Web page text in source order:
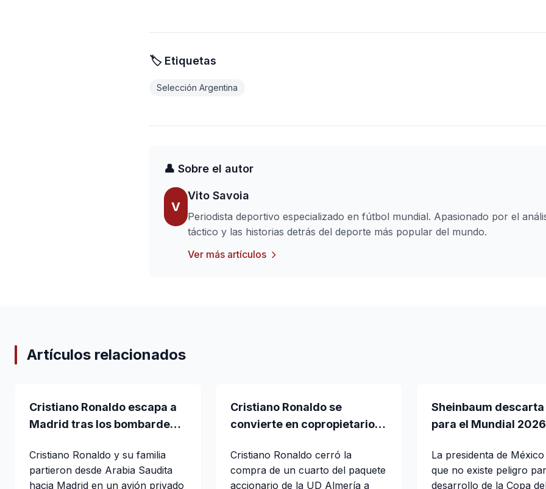
🏷️ Etiquetas
Selección Argentina
👤 Sobre el autor
V
Vito Savoia
Periodista deportivo especializado en fútbol mundial. Apasionado por el
táctico y las historias detrás del deporte más popular del mundo.
Ver más artículos
Artículos relacionados
Cristiano Ronaldo escapa a
Madrid tras los bombardeos
Cristiano Ronaldo y su familia
partieron desde Arabia Saudita
hacia Madrid en un avión privado
Cristiano Ronaldo se
convierte en copropietario
trata
Cristiano Ronaldo cerró la
compra de un cuarto del paquete
accionario de la UD Almería a
Sheinbaum
para el Mundial
de “El Mencho”
La presidenta de
que no existe peligro
desarrollo de la Copa